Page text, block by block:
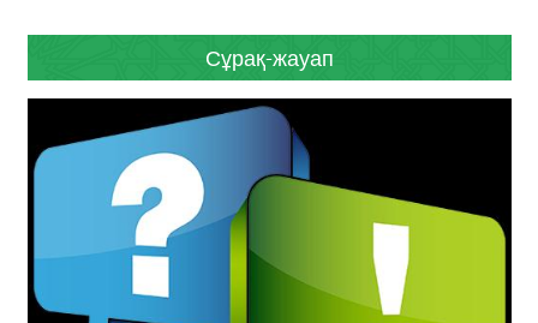
Сұрақ-жауап